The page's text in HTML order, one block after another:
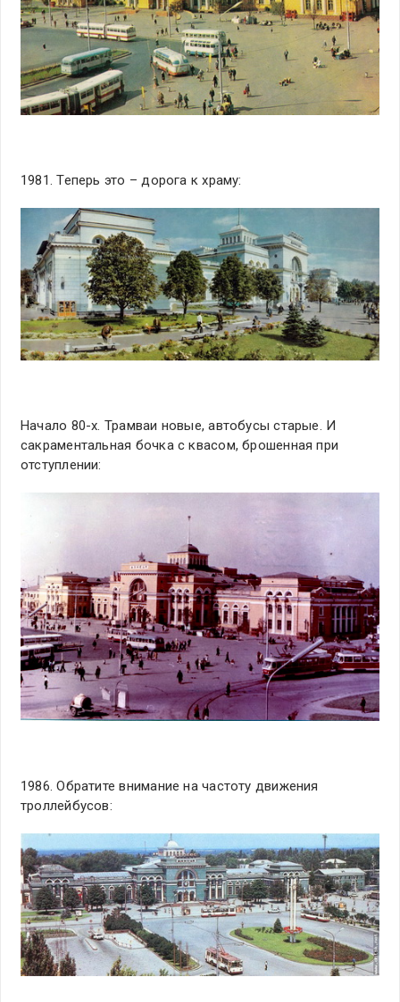
1981. Теперь это – дорога к храму:
Начало 80-х. Трамваи новые, автобусы старые. И
сакраментальная бочка с квасом, брошенная при
отступлении:
1986. Обратите внимание на частоту движения
троллейбусов: